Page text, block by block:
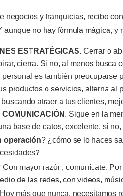
negocios y franquicias, recibo
aunque no hay fórmula mágica,
ESTRATÉGICAS. Cerrar o
cierra. Si no, al menos
es también preocuparse
productos o servicios, alterna
atraer a tus clientes,
. Sigue en la
base de datos, excelente, si
operación? ¿cómo se lo haces
Con mayor razón, comunícate.
de las redes, con videos,
más que nunca, necesitamos